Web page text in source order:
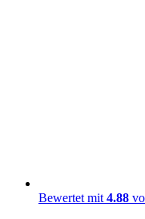
Bewertet mit 4.88